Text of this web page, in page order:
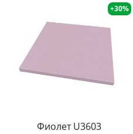
+30%
Фиолет U3603